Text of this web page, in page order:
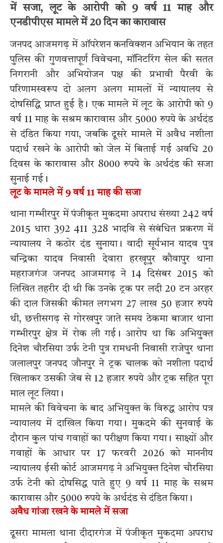
में सजा, लूट के आरोपी को 9 वर्ष 11 माह और
एनडीपीएस मामले में 20 दिन का कारावास
जनपद आजमगढ़ में ऑपरेशन कनविक्शन अभियान के तहत
पुलिस की गुणवत्तापूर्ण विवेचना, मॉनिटरिंग सेल की सतत
निगरानी और अभियोजन पक्ष की प्रभावी पैरवी के
परिणामस्वरूप दो अलग अलग मामलों में न्यायालय से
दोषसिद्धि प्राप्त हुई है। एक मामले में लूट के आरोपी को 9
वर्ष 11 माह के सश्रम कारावास और 5000 रुपये के अर्थदंड
से दंडित किया गया, जबकि दूसरे मामले में अवैध नशीला
पदार्थ रखने के आरोपी को जेल में बिताई गई अवधि 20
दिवस के कारावास और 8000 रुपये के अर्थदंड की सजा
सुनाई गई।
लूट के मामले में 9 वर्ष 11 माह की सजा
थाना गम्भीरपुर में पंजीकृत मुकदमा अपराध संख्या 242 वर्ष
2015 धारा 392 411 328 भादवि से संबंधित प्रकरण में
न्यायालय ने कठोर दंड सुनाया। वादी सूर्यभान यादव पुत्र
चन्द्रिका यादव निवासी देवारा हरखूपुर कौवापुर थाना
महराजगंज जनपद आजमगढ़ ने 14 दिसंबर 2015 को
लिखित तहरीर दी थी कि उनके ट्रक पर लदी 20 टन अरहर
की दाल जिसकी कीमत लगभग 27 लाख 50 हजार रुपये
थी, छत्तीसगढ़ से गोरखपुर जाते समय ठेकमा बाजार थाना
गम्भीरपुर क्षेत्र में रोक ली गई। आरोप था कि अभियुक्त
दिनेश चौरसिया उर्फ टेनी पुत्र रामधनी निवासी राजेपुर थाना
जलालपुर जनपद जौनपुर ने ट्रक चालक को नशीला पदार्थ
खिलाकर उसकी जेब से 12 हजार रुपये और ट्रक सहित पूरा
माल लूट लिया।
मामले की विवेचना के बाद अभियुक्त के विरुद्ध आरोप पत्र
न्यायालय में दाखिल किया गया। मुकदमे की सुनवाई के
दौरान कुल पांच गवाहों का परीक्षण किया गया। साक्ष्यों और
गवाहों के आधार पर 17 फरवरी 2026 को माननीय
न्यायालय ईसी कोर्ट आजमगढ़ ने अभियुक्त दिनेश चौरसिया
उर्फ टेनी को दोषसिद्ध पाते हुए 9 वर्ष 11 माह के सश्रम
कारावास और 5000 रुपये के अर्थदंड से दंडित किया।
अवैध गांजा रखने के मामले में सजा
दूसरा मामला थाना दीदारगंज में पंजीकृत मुकदमा अपराध